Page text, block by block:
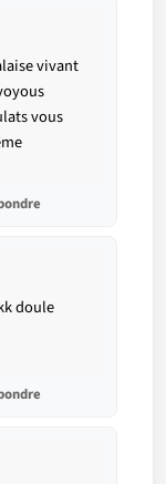
vivant
vous
doule